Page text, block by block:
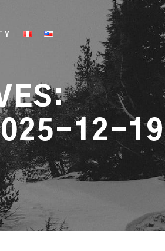
12-19